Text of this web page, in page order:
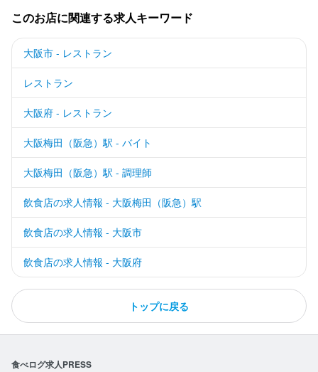
このお店に関連する求人キーワード
大阪市 - レストラン
レストラン
大阪府 - レストラン
大阪梅田（阪急）駅 - バイト
大阪梅田（阪急）駅 - 調理師
飲食店の求人情報 - 大阪梅田（阪急）駅
飲食店の求人情報 - 大阪市
飲食店の求人情報 - 大阪府
トップに戻る
食べログ求人PRESS